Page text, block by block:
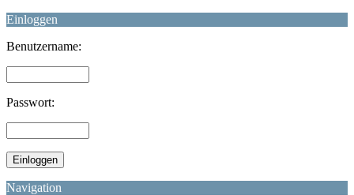
Einloggen
Benutzername:
Passwort:
Navigation